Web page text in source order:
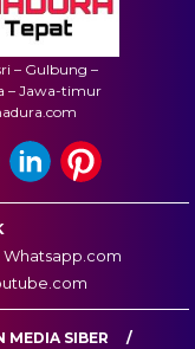
– Gulbung –
– Jawa-timur
Whatsapp.com
MEDIA SIBER